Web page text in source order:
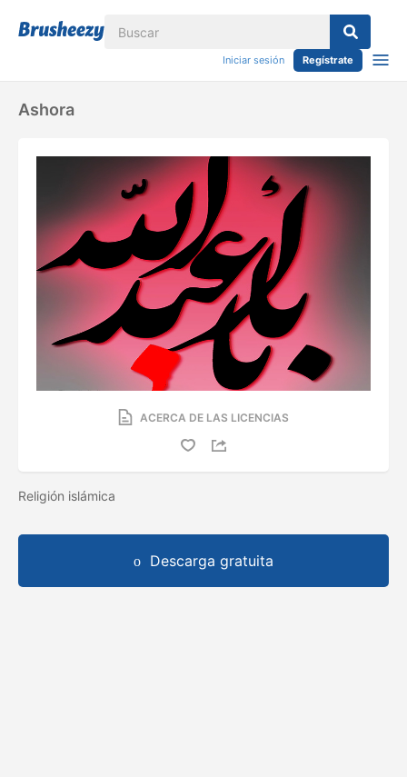
Iniciar sesión Regístrate
Ashora
ACERCA DE LAS LICENCIAS
Religión islámica
Descarga gratuita